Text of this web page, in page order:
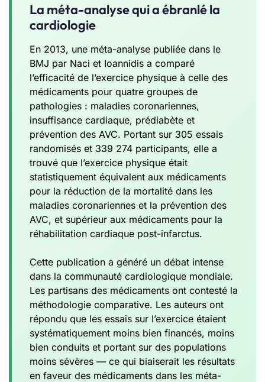
La méta-analyse qui a ébranlé la
cardiologie
En 2013, une méta-analyse publiée dans le
BMJ par Naci et Ioannidis a comparé
l’efficacité de l’exercice physique à celle des
médicaments pour quatre groupes de
pathologies : maladies coronariennes,
insuffisance cardiaque, prédiabète et
prévention des AVC. Portant sur 305 essais
randomisés et 339 274 participants, elle a
trouvé que l’exercice physique était
statistiquement équivalent aux médicaments
pour la réduction de la mortalité dans les
maladies coronariennes et la prévention des
AVC, et supérieur aux médicaments pour la
réhabilitation cardiaque post-infarctus.
Cette publication a généré un débat intense
dans la communauté cardiologique mondiale.
Les partisans des médicaments ont contesté la
méthodologie comparative. Les auteurs ont
répondu que les essais sur l’exercice étaient
systématiquement moins bien financés, moins
bien conduits et portant sur des populations
moins sévères — ce qui biaiserait les résultats
en faveur des médicaments dans les méta-